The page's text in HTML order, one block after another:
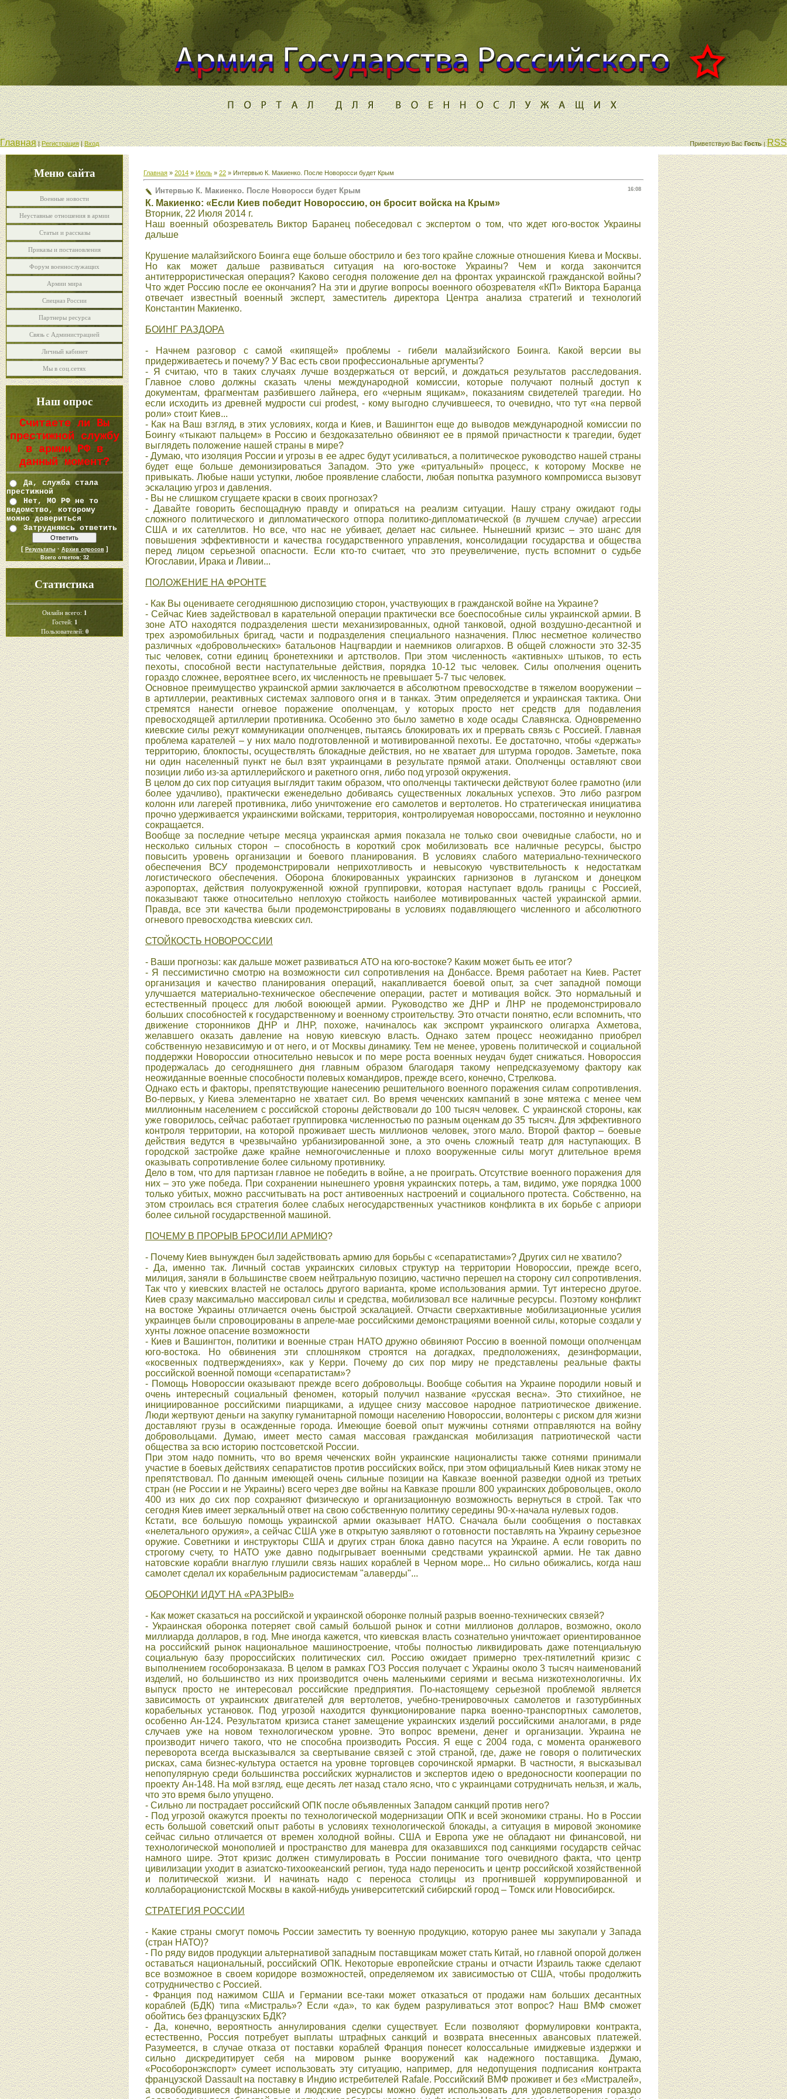
Главная|Регистрация|Вход Приветствую Вас Гость |RSS
Меню сайта
Военные новости
Неуставные отношения в армии
Статьи и рассказы
Приказы и постановления
Форум военнослужащих
Армии мира
Спецназ России
Партнеры ресурса
Связь с Администрацией
Личный кабинет
Мы в соц.сетях
Наш опрос
Считаете ли Вы
престижной службу
в армии РФ в
данный момент?
Да, служба стала
престижной
Нет, МО РФ не то
ведомство, которому
можно довериться
Затрудняюсь ответить
[ Результаты· Архив опросов]
Всего ответов: 32
Статистика
Онлайн всего: 1
Гостей: 1
Пользователей: 0
Главная » 2014 » Июль » 22 » Интервью К. Макиенко. После Новоросси будет Крым
16:08
Интервью К. Макиенко. После Новоросси будет Крым
К. Макиенко: «Если Киев победит Новороссию, он бросит войска на Крым»
Вторник, 22 Июля 2014 г.
Наш военный обозреватель Виктор Баранец побеседовал с экспертом о том, что ждет юго-восток Украины
дальше
Крушение малайзийского Боинга еще больше обострило и без того крайне сложные отношения Киева и Москвы.
Но как может дальше развиваться ситуация на юго-востоке Украины? Чем и когда закончится
антитеррористическая операция? Каково сегодня положение дел на фронтах украинской гражданской войны?
Что ждет Россию после ее окончания? На эти и другие вопросы военного обозревателя «КП» Виктора Баранца
отвечает известный военный эксперт, заместитель директора Центра анализа стратегий и технологий
Константин Макиенко.
БОИНГ РАЗДОРА
- Начнем разговор с самой «кипящей» проблемы - гибели малайзийского Боинга. Какой версии вы
придерживаетесь и почему? У Вас есть свои профессиональные аргументы?
- Я считаю, что в таких случаях лучше воздержаться от версий, и дождаться результатов расследования.
Главное слово должны сказать члены международной комиссии, которые получают полный доступ к
документам, фрагментам разбившего лайнера, его «черным ящикам», показаниям свидетелей трагедии. Но
если исходить из древней мудрости cui prodest, - кому выгодно случившееся, то очевидно, что тут «на первой
роли» стоит Киев...
- Как на Ваш взгляд, в этих условиях, когда и Киев, и Вашингтон еще до выводов международной комиссии по
Боингу «тыкают пальцем» в Россию и бездоказательно обвиняют ее в прямой причастности к трагедии, будет
выглядеть положение нашей страны в мире?
- Думаю, что изоляция России и угрозы в ее адрес будут усиливаться, а политическое руководство нашей страны
будет еще больше демонизироваться Западом. Это уже «ритуальный» процесс, к которому Москве не
привыкать. Любые наши уступки, любое проявление слабости, любая попытка разумного компромисса вызовут
эскалацию угроз и давления.
- Вы не слишком сгущаете краски в своих прогнозах?
- Давайте говорить беспощадную правду и опираться на реализм ситуации. Нашу страну ожидают годы
сложного политического и дипломатического отпора политико-дипломатической (в лучшем случае) агрессии
США и их сателлитов. Но все, что нас не убивает, делает нас сильнее. Нынешний кризис – это шанс для
повышения эффективности и качества государственного управления, консолидации государства и общества
перед лицом серьезной опасности. Если кто-то считает, что это преувеличение, пусть вспомнит о судьбе
Югославии, Ирака и Ливии...
ПОЛОЖЕНИЕ НА ФРОНТЕ
- Как Вы оцениваете сегодняшнюю диспозицию сторон, участвующих в гражданской войне на Украине?
- Сейчас Киев задействовал в карательной операции практически все боеспособные силы украинской армии. В
зоне АТО находятся подразделения шести механизированных, одной танковой, одной воздушно-десантной и
трех аэромобильных бригад, части и подразделения специального назначения. Плюс несметное количество
различных «добровольческих» батальонов Нацгвардии и наемников олигархов. В общей сложности это 32-35
тыс человек, сотни единиц бронетехники и артстволов. При этом численность «активных» штыков, то есть
пехоты, способной вести наступательные действия, порядка 10-12 тыс человек. Силы ополчения оценить
гораздо сложнее, вероятнее всего, их численность не превышает 5-7 тыс человек.
Основное преимущество украинской армии заключается в абсолютном превосходстве в тяжелом вооружении –
в артиллерии, реактивных системах залпового огня и в танках. Этим определяется и украинская тактика. Они
стремятся нанести огневое поражение ополченцам, у которых просто нет средств для подавления
превосходящей артиллерии противника. Особенно это было заметно в ходе осады Славянска. Одновременно
киевские силы режут коммуникации ополченцев, пытаясь блокировать их и прервать связь с Россией. Главная
проблема карателей – у них мало подготовленной и мотивированной пехоты. Ее достаточно, чтобы «держать»
территорию, блокпосты, осуществлять блокадные действия, но не хватает для штурма городов. Заметьте, пока
ни один населенный пункт не был взят украинцами в результате прямой атаки. Ополченцы оставляют свои
позиции либо из-за артиллерийского и ракетного огня, либо под угрозой окружения.
В целом до сих пор ситуация выглядит таким образом, что ополченцы тактически действуют более грамотно (или
более удачливо), практически еженедельно добиваясь существенных локальных успехов. Это либо разгром
колонн или лагерей противника, либо уничтожение его самолетов и вертолетов. Но стратегическая инициатива
прочно удерживается украинскими войсками, территория, контролируемая новороссами, постоянно и неуклонно
сокращается.
Вообще за последние четыре месяца украинская армия показала не только свои очевидные слабости, но и
несколько сильных сторон – способность в короткий срок мобилизовать все наличные ресурсы, быстро
повысить уровень организации и боевого планирования. В условиях слабого материально-технического
обеспечения ВСУ продемонстрировали неприхотливость и невысокую чувствительность к недостаткам
логистического обеспечения. Оборона блокированных украинских гарнизонов в луганском и донецком
аэропортах, действия полуокруженной южной группировки, которая наступает вдоль границы с Россией,
показывают также относительно неплохую стойкость наиболее мотивированных частей украинской армии.
Правда, все эти качества были продемонстрированы в условиях подавляющего численного и абсолютного
огневого превосходства киевских сил.
СТОЙКОСТЬ НОВОРОССИИ
- Ваши прогнозы: как дальше может развиваться АТО на юго-востоке? Каким может быть ее итог?
- Я пессимистично смотрю на возможности сил сопротивления на Донбассе. Время работает на Киев. Растет
организация и качество планирования операций, накапливается боевой опыт, за счет западной помощи
улучшается материально-техническое обеспечение операции, растет и мотивация войск. Это нормальный и
естественный процесс для любой воюющей армии. Руководство же ДНР и ЛНР не продемонстрировало
больших способностей к государственному и военному строительству. Это отчасти понятно, если вспомнить, что
движение сторонников ДНР и ЛНР, похоже, начиналось как экспромт украинского олигарха Ахметова,
желавшего оказать давление на новую киевскую власть. Однако затем процесс неожиданно приобрел
собственную независимую и от него, и от Москвы динамику. Тем не менее, уровень политической и социальной
поддержки Новороссии относительно невысок и по мере роста военных неудач будет снижаться. Новороссия
продержалась до сегодняшнего дня главным образом благодаря такому непредсказуемому фактору как
неожиданные военные способности полевых командиров, прежде всего, конечно, Стрелкова.
Однако есть и факторы, препятствующие нанесению решительного военного поражения силам сопротивления.
Во-первых, у Киева элементарно не хватает сил. Во время чеченских кампаний в зоне мятежа с менее чем
миллионным населением с российской стороны действовали до 100 тысяч человек. С украинской стороны, как
уже говорилось, сейчас работает группировка численностью по разным оценкам до 35 тысяч. Для эффективного
контроля территории, на которой проживает шесть миллионов человек, этого мало. Второй фактор – боевые
действия ведутся в чрезвычайно урбанизированной зоне, а это очень сложный театр для наступающих. В
городской застройке даже крайне немногочисленные и плохо вооруженные силы могут длительное время
оказывать сопротивление более сильному противнику.
Дело в том, что для партизан главное не победить в войне, а не проиграть. Отсутствие военного поражения для
них – это уже победа. При сохранении нынешнего уровня украинских потерь, а там, видимо, уже порядка 1000
только убитых, можно рассчитывать на рост антивоенных настроений и социального протеста. Собственно, на
этом строилась вся стратегия более слабых негосударственных участников конфликта в их борьбе с априори
более сильной государственной машиной.
ПОЧЕМУ В ПРОРЫВ БРОСИЛИ АРМИЮ?
- Почему Киев вынужден был задействовать армию для борьбы с «сепаратистами»? Других сил не хватило?
- Да, именно так. Личный состав украинских силовых структур на территории Новороссии, прежде всего,
милиция, заняли в большинстве своем нейтральную позицию, частично перешел на сторону сил сопротивления.
Так что у киевских властей не осталось другого варианта, кроме использования армии. Тут интересно другое.
Киев сразу максимально массировал силы и средства, мобилизовал все наличные ресурсы. Поэтому конфликт
на востоке Украины отличается очень быстрой эскалацией. Отчасти сверхактивные мобилизационные усилия
украинцев были спровоцированы в апреле-мае российскими демонстрациями военной силы, которые создали у
хунты ложное опасение возможности
- Киев и Вашингтон, политики и военные стран НАТО дружно обвиняют Россию в военной помощи ополченцам
юго-востока. Но обвинения эти сплошняком строятся на догадках, предположениях, дезинформации,
«косвенных подтверждениях», как у Керри. Почему до сих пор миру не представлены реальные факты
российской военной помощи «сепаратистам»?
- Помощь Новороссии оказывают прежде всего добровольцы. Вообще события на Украине породили новый и
очень интересный социальный феномен, который получил название «русская весна». Это стихийное, не
инициированное российскими пиарщиками, а идущее снизу массовое народное патриотическое движение.
Люди жертвуют деньги на закупку гуманитарной помощи населению Новороссии, волонтеры с риском для жизни
доставляют грузы в осажденные города. Имеющие боевой опыт мужчины сотнями отправляются на войну
добровольцами. Думаю, имеет место самая массовая гражданская мобилизация патриотической части
общества за всю историю постсоветской России.
При этом надо помнить, что во время чеченских войн украинские националисты также сотнями принимали
участие в боевых действиях сепаратистов против российских войск, при этом официальный Киев никак этому не
препятствовал. По данным имеющей очень сильные позиции на Кавказе военной разведки одной из третьих
стран (не России и не Украины) всего через две войны на Кавказе прошли 800 украинских добровольцев, около
400 из них до сих пор сохраняют физическую и организационную возможность вернуться в строй. Так что
сегодня Киев имеет зеркальный ответ на свою собственную политику середины 90-х-начала нулевых годов.
Кстати, все большую помощь украинской армии оказывает НАТО. Сначала были сообщения о поставках
«нелетального оружия», а сейчас США уже в открытую заявляют о готовности поставлять на Украину серьезное
оружие. Советники и инструкторы США и других стран блока давно пасутся на Украине. А если говорить по
строгому счету, то НАТО уже давно подыгрывает военными средствами украинской армии. Не так давно
натовские корабли внаглую глушили связь наших кораблей в Черном море... Но сильно обижались, когда наш
самолет сделал их корабельным радиосистемам "алаверды"...
ОБОРОНКИ ИДУТ НА «РАЗРЫВ»
- Как может сказаться на российской и украинской оборонке полный разрыв военно-технических связей?
- Украинская оборонка потеряет свой самый большой рынок и сотни миллионов долларов, возможно, около
миллиарда долларов, в год. Мне иногда кажется, что киевская власть сознательно уничтожает ориентированное
на российский рынок национальное машиностроение, чтобы полностью ликвидировать даже потенциальную
социальную базу пророссийских политических сил. Россию ожидает примерно трех-пятилетний кризис с
выполнением гособоронзаказа. В целом в рамках ГОЗ Россия получает с Украины около 3 тысяч наименований
изделий, но большинство из них производится очень маленькими сериями и весьма низкотехнологичны. Их
выпуск просто не интересовал российские предприятия. По-настоящему серьезной проблемой является
зависимость от украинских двигателей для вертолетов, учебно-тренировочных самолетов и газотурбинных
корабельных установок. Под угрозой находится функционирование парка военно-транспортных самолетов,
особенно Ан-124. Результатом кризиса станет замещение украинских изделий российскими аналогами, в ряде
случаев уже на новом технологическом уровне. Это вопрос времени, денег и организации. Украина не
производит ничего такого, что не способна производить Россия. Я еще с 2004 года, с момента оранжевого
переворота всегда высказывался за свертывание связей с этой страной, где, даже не говоря о политических
рисках, сама бизнес-культура остается на уровне торговцев сорочинской ярмарки. В частности, я высказывал
непопулярную среди большинства российских журналистов и экспертов идею о вредоносности кооперации по
проекту Ан-148. На мой взгляд, еще десять лет назад стало ясно, что с украинцами сотрудничать нельзя, и жаль,
что это время было упущено.
- Сильно ли пострадает российский ОПК после объявленных Западом санкций против него?
- Под угрозой окажутся проекты по технологической модернизации ОПК и всей экономики страны. Но в России
есть большой советский опыт работы в условиях технологической блокады, а ситуация в мировой экономике
сейчас сильно отличается от времен холодной войны. США и Европа уже не обладают ни финансовой, ни
технологической монополией и пространство для маневра для оказавшихся под санкциями государств сейчас
намного шире. Этот кризис должен стимулировать в России понимание того очевидного факта, что центр
цивилизации уходит в азиатско-тихоокеанский регион, туда надо переносить и центр российской хозяйственной
и политической жизни. И начинать надо с переноса столицы из прогнившей коррумпированной и
коллаборационистской Москвы в какой-нибудь университетский сибирский город – Томск или Новосибирск.
СТРАТЕГИЯ РОССИИ
- Какие страны смогут помочь России заместить ту военную продукцию, которую ранее мы закупали у Запада
(стран НАТО)?
- По ряду видов продукции альтернативой западным поставщикам может стать Китай, но главной опорой должен
оставаться национальный, российский ОПК. Некоторые европейские страны и отчасти Израиль также сделают
все возможное в своем коридоре возможностей, определяемом их зависимостью от США, чтобы продолжить
сотрудничество с Россией.
- Франция под нажимом США и Германии все-таки может отказаться от продажи нам больших десантных
кораблей (БДК) типа «Мистраль»? Если «да», то как будем разруливаться этот вопрос? Наш ВМФ сможет
обойтись без французских БДК?
- Да, конечно, вероятность аннулирования сделки существует. Если позволяют формулировки контракта,
естественно, Россия потребует выплаты штрафных санкций и возврата внесенных авансовых платежей.
Разумеется, в случае отказа от поставки кораблей Франция понесет колоссальные имиджевые издержки и
сильно дискредитирует себя на мировом рынке вооружений как надежного поставщика. Думаю,
«Рособоронэкспорт» сумеет использовать эту ситуацию, например, для недопущения подписания контракта
французской Dassault на поставку в Индию истребителей Rafale. Российский ВМФ проживет и без «Мистралей»,
а освободившиеся финансовые и людские ресурсы можно будет использовать для удовлетворения гораздо